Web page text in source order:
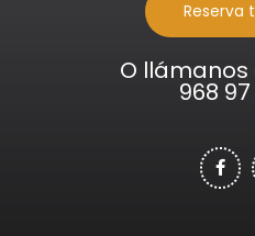
Reserva
O
968